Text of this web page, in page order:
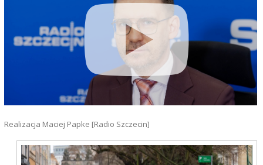
Realizacja Maciej Papke [Radio Szczecin]